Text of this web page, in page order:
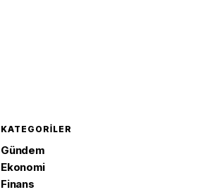
KATEGORILER
Gündem
Ekonomi
Finans